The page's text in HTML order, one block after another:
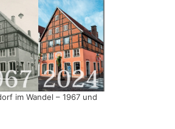
im Wandel – 1967 und